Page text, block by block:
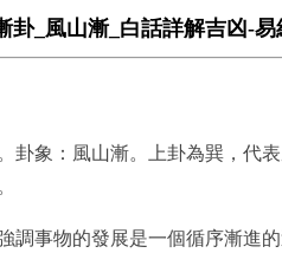
卦_風山漸_白話詳解吉凶-
象：風山漸。上卦為巽，代
事物的發展是一個循序漸進的